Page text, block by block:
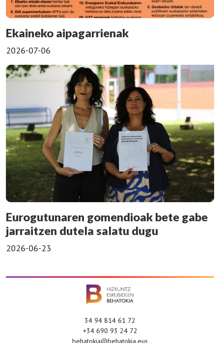
Ekaineko aipagarrienak
2026-07-06
Eurogutunaren gomendioak bete gabe
jarraitzen dutela salatu dugu
2026-06-23
34 94 814 61 72
+34 690 93 24 72
behatokia@behatokia.eus